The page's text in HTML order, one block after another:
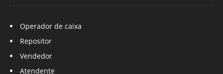
Operador de caixa
Repositor
Vendedor
Atendente